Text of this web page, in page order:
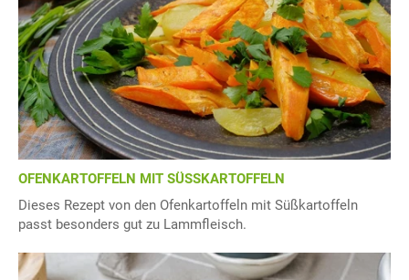
OFENKARTOFFELN MIT SÜSSKARTOFFELN
Dieses Rezept von den Ofenkartoffeln mit Süßkartoffeln
passt besonders gut zu Lammfleisch.